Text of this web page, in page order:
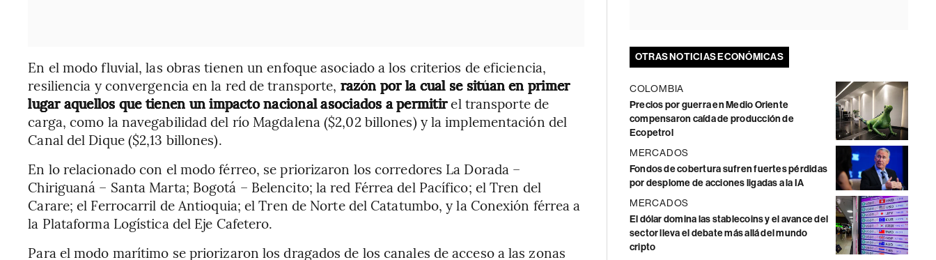
En el modo fluvial, las obras tienen un enfoque asociado a los criterios de eficiencia,
resiliencia y convergencia en la red de transporte, razón por la cual se sitúan en primer
lugar aquellos que tienen un impacto nacional asociados a permitirel transporte de
carga, como la navegabilidad del río Magdalena ($2,02 billones) y la implementación del
Canal del Dique ($2,13 billones).
En lo relacionado con el modo férreo, se priorizaron los corredores La Dorada –
Chiriguaná – Santa Marta; Bogotá – Belencito; la red Férrea del Pacífico; el Tren del
Carare; el Ferrocarril de Antioquia; el Tren de Norte del Catatumbo, y la Conexión férrea a
la Plataforma Logística del Eje Cafetero.
Para el modo marítimo se priorizaron los dragados de los canales de acceso a las zonas
OTRAS NOTICIAS ECONÓMICAS
COLOMBIA
Precios por guerra en Medio Oriente
compensaron caída de producción de
Ecopetrol
MERCADOS
Fondos de cobertura sufren fuertes pérdidas
por desplome de acciones ligadas a la IA
MERCADOS
El dólar domina las stablecoins y el avance del
sector lleva el debate más allá del mundo
cripto